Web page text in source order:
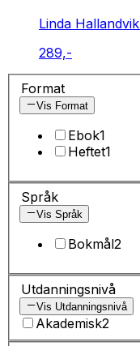
Linda
289,-
Format
Vis Format
Ebok1
Heftet1
Språk
Vis Språk
Bokmål2
Utdanningsnivå
Vis Utdanningsnivå
Akademisk2